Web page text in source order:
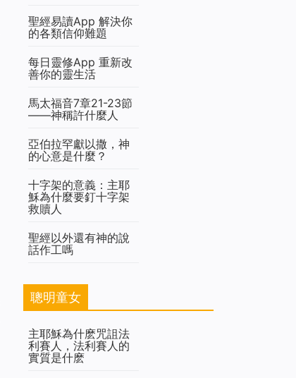
聖經易讀App 解決你
的各類信仰難題
每日靈修App 重新改
善你的靈生活
馬太福音7章21-23節
——神稱許什麼人
亞伯拉罕獻以撒，神
的心意是什麼？
十字架的意義：主耶
穌為什麼要釘十字架
救贖人
聖經以外還有神的說
話作工嗎
聰明童女
主耶穌為什麽咒詛法
利賽人，法利賽人的
實質是什麽